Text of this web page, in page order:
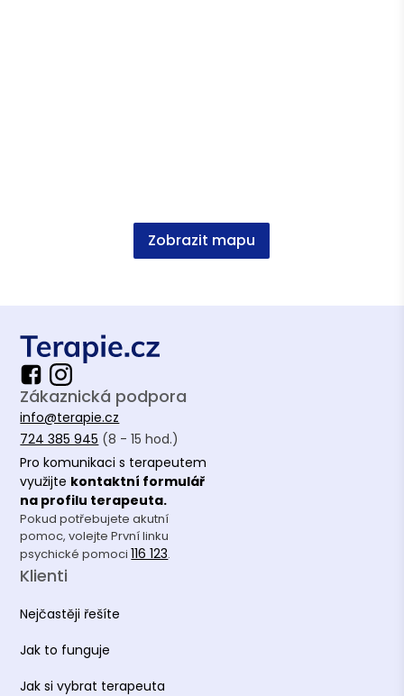
Psychologie pro každý den | Univerzita
Asociace terapeutů
Česká asociace pro psychoterapii (ČAP) -
kandidátní členství
Vzdělání
Psychologie | Bc. | Filozofická fakulta |
Univerzita Palackého v Olomouci
Management | Ing. | Fakulta managementu |
Zobrazit mapu
Zákaznická podpora
info@terapie.cz
724 385 945 (8 - 15 hod.)
Pro komunikaci s terapeutem
využijte kontaktní formulář
na profilu terapeuta.
Pokud potřebujete akutní
pomoc, volejte První linku
psychické pomoci116 123.
Klienti
Nejčastěji řešíte
Jak to funguje
Jak si vybrat terapeuta